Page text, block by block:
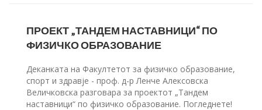
ПРОЕКТ „ТАНДЕМ НАСТАВНИЦИ“ ПО
ФИЗИЧКО ОБРАЗОВАНИЕ
Деканката на Факултетот за физичко образование,
спорт и здравје - проф. д-р Ленче Алексовска
Величковска разговара за проектот „Тандем
наставници“ по физичко образование. Погледнете!